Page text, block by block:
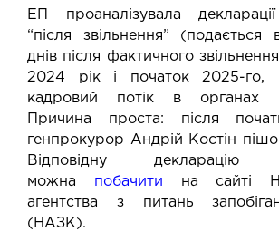
ЕП проаналізувала
“після звільнення”
днів після фактичного
2024 рік і початок 2025-го,
кадровий потік в органах
Причина проста: після
генпрокурор Андрій Костін
Відповідну
можна побачити
на сайті
агентства з питань
(НАЗК).